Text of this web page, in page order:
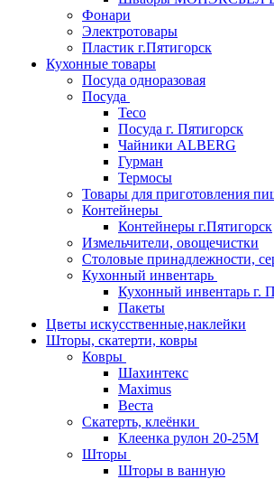
Фонари
Электротовары
Пластик г.Пятигорск
Кухонные товары
Посуда одноразовая
Посуда
Teco
Посуда г. Пятигорск
Чайники ALBERG
Гурман
Термосы
Товары для приготовления
Контейнеры
Контейнеры г.Пятигорск
Измельчители, овощечистки
Столовые принадлежности,
Кухонный инвентарь
Кухонный инвентарь г.
Пакеты
Цветы искусственные,наклейки
Шторы, скатерти, ковры
Ковры
Шахинтекс
Maximus
Веста
Скатерть, клеёнки
Клеенка рулон 20-25М
Шторы
Шторы в ванную